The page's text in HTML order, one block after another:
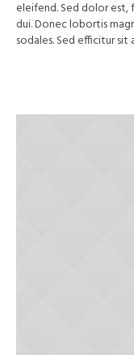
eleifend. Sed dolor
dui. Donec lobortis
sodales. Sed efficitur sit